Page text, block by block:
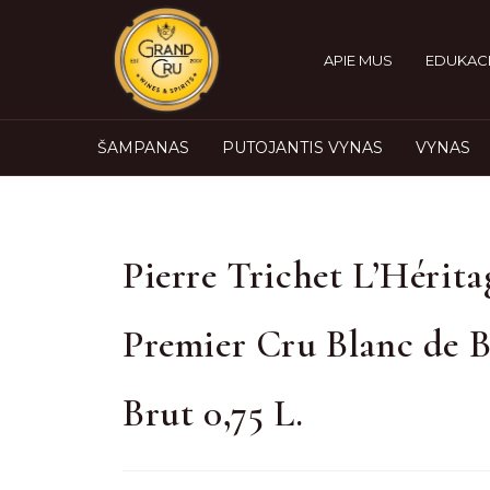
APIE MUS
ŠAMPANAS PUTOJANTIS VYNAS VYNAS
Pierre Trichet
Premier Cru Blanc de
Brut 0,75 L.